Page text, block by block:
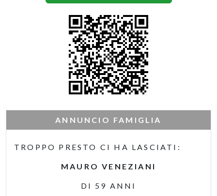
ANNUNCIO FAMIGLIA
TROPPO PRESTO CI HA LASCIATI:
MAURO VENEZIANI
DI 59 ANNI